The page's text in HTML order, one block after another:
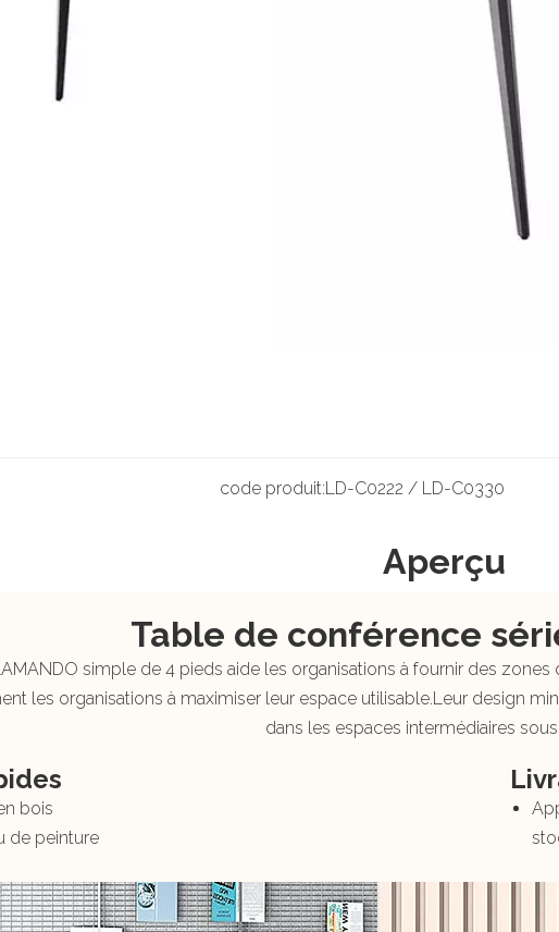
code produit:LD-C0222 / LD-C0330
Aperçu
Table de conférence
simple de 4 pieds aide les organisations à fournir des
les organisations à maximiser leur espace utilisable.Leur design
dans les espaces intermédiaires
bois
de peinture